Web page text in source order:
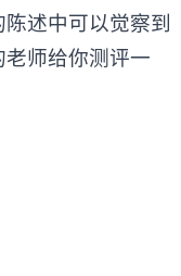
述中可以觉察到
师给你测评一